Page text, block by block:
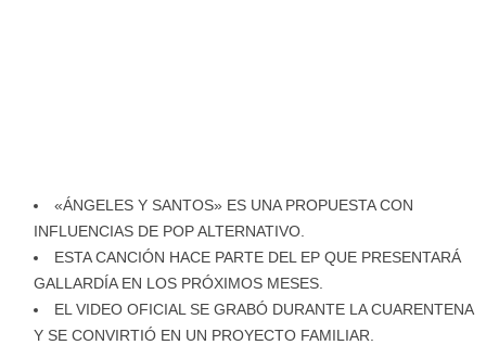
«ÁNGELES Y SANTOS» ES UNA PROPUESTA CON
INFLUENCIAS DE POP ALTERNATIVO.
ESTA CANCIÓN HACE PARTE DEL EP QUE PRESENTARÁ
GALLARDÍA EN LOS PRÓXIMOS MESES.
EL VIDEO OFICIAL SE GRABÓ DURANTE LA CUARENTENA
Y SE CONVIRTIÓ EN UN PROYECTO FAMILIAR.